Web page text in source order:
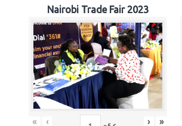
Nairobi Trade Fair 2023
« ‹ › »